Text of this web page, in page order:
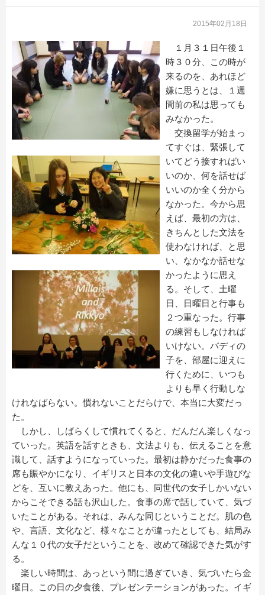
2015年02月18日
１月３１日午後１
時３０分、この時が
来るのを、あれほど
嫌に思うとは、１週
間前の私は思っても
みなかった。
交換留学が始まっ
てすぐは、緊張して
いてどう接すればい
いのか、何を話せば
いいのか全く分から
なかった。今から思
えば、最初の方は、
きちんとした文法を
使わなければ、と思
い、なかなか話せな
かったように思え
る。そして、土曜
日、日曜日と行事も
２つ重なった。行事
の練習もしなければ
いけない。バディの
子を、部屋に迎えに
行くために、いつも
よりも早く行動しな
けれなばらない。慣れないことだらけで、本当に大変だっ
た。
しかし、しばらくして慣れてくると、だんだん楽しくなっ
ていった。英語を話すときも、文法よりも、伝えることを意
識して、話すようになっていった。最初は静かだった食事の
席も賑やかになり、イギリスと日本の文化の違いや手遊びな
どを、互いに教えあった。他にも、同世代の女子しかいない
からこそできる話も沢山した。食事の席で話していて、気づ
いたことがある。それは、みんな同じということだ。肌の色
や、言語、文化など、様々なことが違ったとしても、結局み
んな１０代の女子だということを、改めて確認できた気がす
る。
楽しい時間は、あっという間に過ぎていき、気づいたら金
曜日。この日の夕食後、プレゼンテーションがあった。イギ